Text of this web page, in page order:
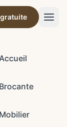
Brocante
Mobilier
Saint-
une